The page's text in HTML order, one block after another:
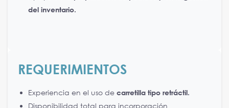
del inventario.
REQUERIMIENTOS
Experiencia en el uso de carretilla tipo retráctil.
Disponibilidad total para incorporación